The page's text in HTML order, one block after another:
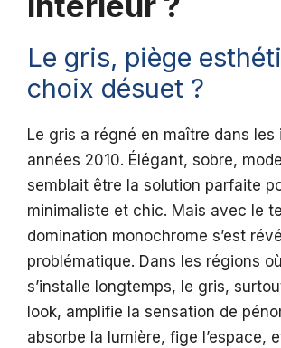
Le gris, piège
choix désuet ?
Le gris a régné en maître dans les
années 2010. Élégant, sobre,
semblait être la solution parfaite
minimaliste et chic. Mais avec le
domination monochrome s’est
problématique. Dans les régions
s’installe longtemps, le gris,
look, amplifie la sensation de
absorbe la lumière, fige l’espace,